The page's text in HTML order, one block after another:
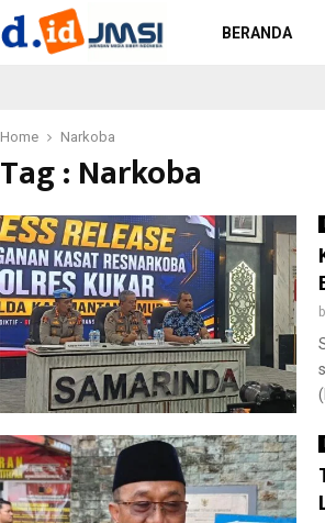
BERANDA
Home Narkoba
Tag : Narkoba